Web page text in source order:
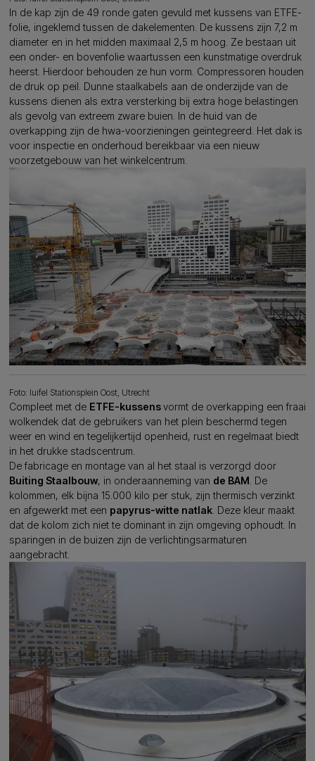
In de kap zijn de 49 ronde gaten gevuld met kussens van ETFE-
folie, ingeklemd tussen de dakelementen. De kussens zijn 7,2 m
diameter en in het midden maximaal 2,5 m hoog. Ze bestaan uit
een onder- en bovenfolie waartussen een kunstmatige overdruk
heerst. Hierdoor behouden ze hun vorm. Compressoren houden
de druk op peil. Dunne staalkabels aan de onderzijde van de
kussens dienen als extra versterking bij extra hoge belastingen
als gevolg van extreem zware buien. In de huid van de
overkapping zijn de hwa-voorzieningen geïntegreerd. Het dak is
voor inspectie en onderhoud bereikbaar via een nieuw
voorzetgebouw van het winkelcentrum.
Foto: luifel Stationsplein Oost, Utrecht
Compleet met de ETFE-kussensvormt de overkapping een fraai
wolkendek dat de gebruikers van het plein beschermd tegen
weer en wind en tegelijkertijd openheid, rust en regelmaat biedt
in het drukke stadscentrum.
De fabricage en montage van al het staal is verzorgd door
Buiting Staalbouw, in onderaanneming van de BAM . De
kolommen, elk bijna 15.000 kilo per stuk, zijn thermisch verzinkt
en afgewerkt met een papyrus-witte natlak . Deze kleur maakt
dat de kolom zich niet te dominant in zijn omgeving ophoudt. In
sparingen in de buizen zijn de verlichtingsarmaturen
aangebracht.